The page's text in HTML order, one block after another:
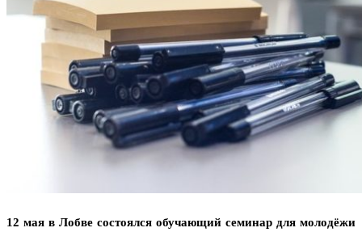
12 мая в Лобве состоялся обучающий семинар для молодёжи